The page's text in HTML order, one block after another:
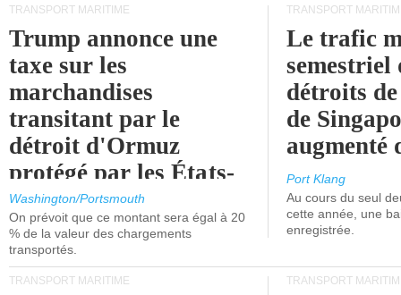
TRANSPORT MARITIME
Trump annonce une
taxe sur les
marchandises
transitant par le
détroit d'Ormuz
protégé par les États-
Unis.
Washington/Portsmouth
On prévoit que ce montant sera égal à 20
% de la valeur des chargements
transportés.
TRANSPORT
Le trafic
semestriel
détroits
de
augmenté
Port Klang
Au cours du seul
cette année, une
enregistrée.
TRANSPORT MARITIME TRANSPORT